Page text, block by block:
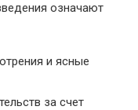
означают
и ясные
за счет